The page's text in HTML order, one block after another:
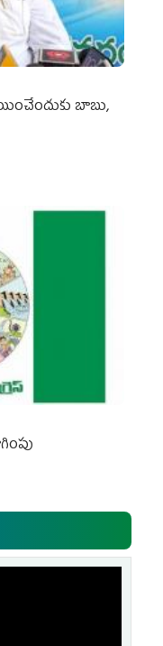
బాబు,